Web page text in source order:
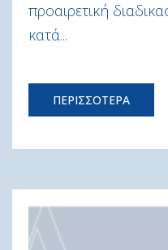
προαιρετική
κατά...
ΠΕΡΙΣΣΟΤΕΡΑ